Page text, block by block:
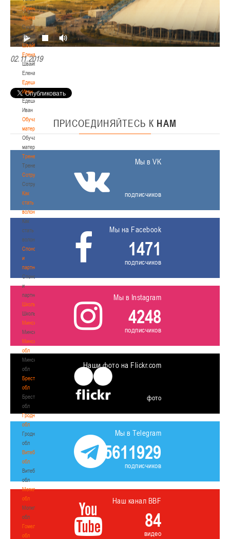
Сумникова
Ирина
Сумникова
Ирина
Швайбович
Елена
Швайбович
Елена
Едешко
Иван
Едешко
Иван
Обучающие
материалы
Обучающие
материалы
Тренерам
Тренерам
Сотрудничество
Сотрудничество
Как
стать
волонтером
Как
стать
волонтером
Спонсоры
и
партнеры
Спонсоры
и
партнеры
Школы
Школы
Минск
Минск
Минская
обл
Минская
обл
Брестская
обл
Брестская
обл
Гродненская
обл
Гродненская
обл
Витебская
обл
Витебская
обл
Могилевская
обл
Могилевская
обл
Гомельская
обл
02.11.2019
ПРИСОЕДИНЯЙТЕСЬ К НАМ
Мы в VK
подписчиков
Мы на Facebook
1471
подписчиков
Мы в Instagram
4248
подписчиков
Наши фото на Flickr.com
фото
Мы в Telegram
5611929
подписчиков
Наш канал BBF
84
видео